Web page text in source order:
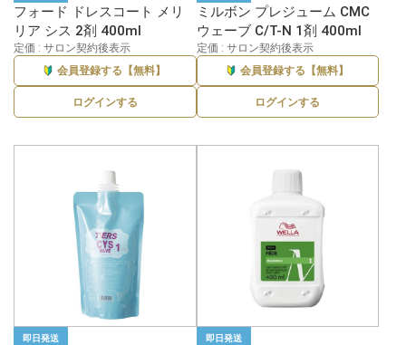
フォード ドレスコート メリ
リア シス 2剤 400ml
定価 : サロン契約後表示
会員登録する【無料】
ログインする
ミルボン プレジューム CMC
ウェーブ C/T-N 1剤 400ml
定価 : サロン契約後表示
会員登録する【無料】
ログインする
即日発送 即日発送